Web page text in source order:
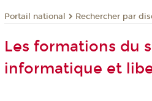
Portail national Rechercher par
Les formations du
informatique et